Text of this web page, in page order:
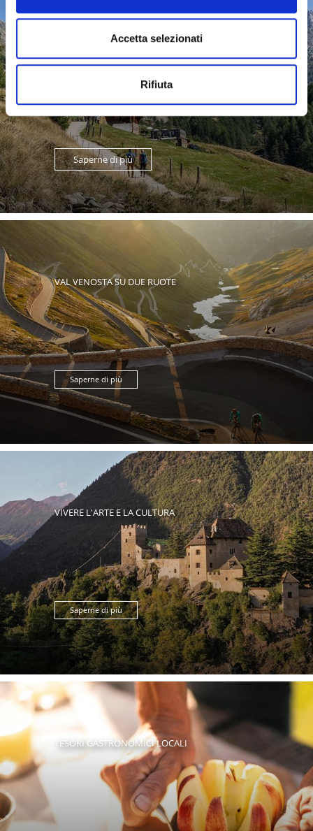
Accetta selezionati
Rifiuta
TEMPO D’ALPEGGIO
Saperne di più
VAL VENOSTA SU DUE RUOTE
Saperne di più
VIVERE L'ARTE E LA CULTURA
Saperne di più
TESORI GASTRONOMICI LOCALI